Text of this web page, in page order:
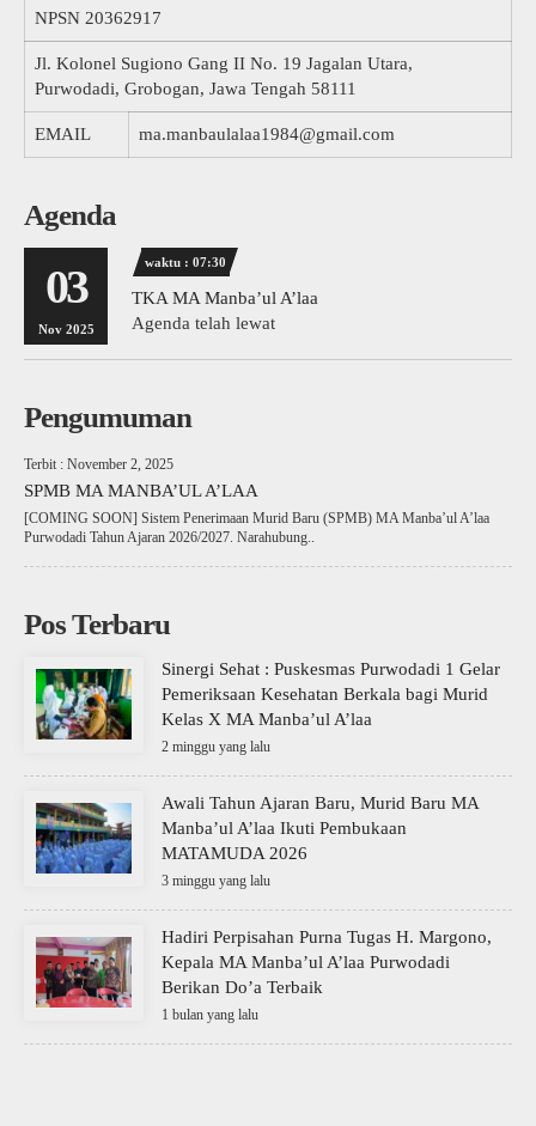
NPSN 20362917
Jl. Kolonel Sugiono Gang II No. 19 Jagalan Utara,
Purwodadi, Grobogan, Jawa Tengah 58111
EMAIL ma.manbaulalaa1984@gmail.com
Agenda
03
Nov 2025
waktu : 07:30
TKA MA Manba’ul A’laa
Agenda telah lewat
Pengumuman
Terbit : November 2, 2025
SPMB MA MANBA’UL A’LAA
[COMING SOON] Sistem Penerimaan Murid Baru (SPMB) MA Manba’ul A’laa
Purwodadi Tahun Ajaran 2026/2027. Narahubung..
Pos Terbaru
Sinergi Sehat : Puskesmas Purwodadi 1 Gelar
Pemeriksaan Kesehatan Berkala bagi Murid
Kelas X MA Manba’ul A’laa
2 minggu yang lalu
Awali Tahun Ajaran Baru, Murid Baru MA
Manba’ul A’laa Ikuti Pembukaan
MATAMUDA 2026
3 minggu yang lalu
Hadiri Perpisahan Purna Tugas H. Margono,
Kepala MA Manba’ul A’laa Purwodadi
Berikan Do’a Terbaik
1 bulan yang lalu